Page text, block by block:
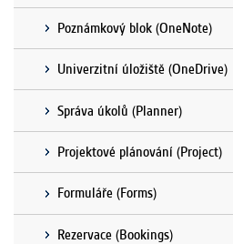
Poznámkový blok (OneNote)
Univerzitní úložiště (OneDrive)
Správa úkolů (Planner)
Projektové plánování (Project)
Formuláře (Forms)
Rezervace (Bookings)